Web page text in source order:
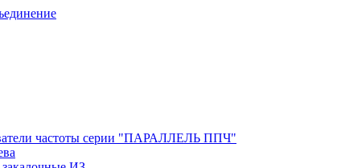
частоты серии "ПАРАЛЛЕЛЬ ППЧ"